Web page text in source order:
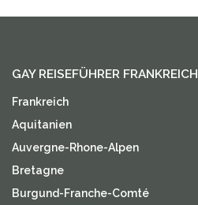
GAY REISEFÜHRER FRANKREICH
Frankreich
Aquitanien
Auvergne-Rhone-Alpen
Bretagne
Burgund-Franche-Comté